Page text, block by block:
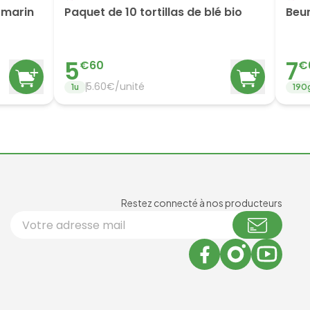
Paquet de 10 tortillas de blé bio
5€60
1u 5.60€/unité 7€
190
Restez connecté à nos producteurs
Votre adresse email